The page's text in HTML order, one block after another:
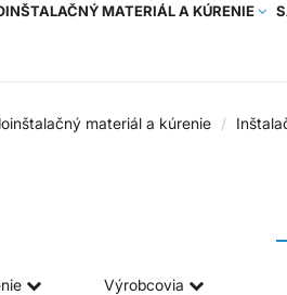
MATERIÁL A KÚRENIE
materiál a kúrenie
Výrobcovia